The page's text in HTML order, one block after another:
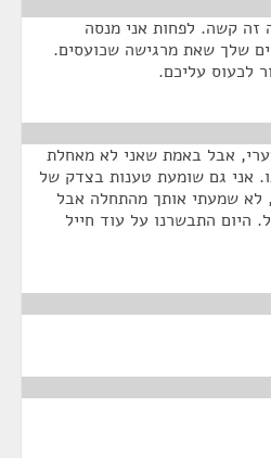
זה קשה. לפחות אני מנסה
שלך שאת מרגישה שכועסים.
לכעוס עליכם.
אבל באמת שאני לא מאחלת
אני גם שומעת טענות בצדק של
לא שמעתי אותך מהתחלה אבל
היום התבשרנו על עוד חייל